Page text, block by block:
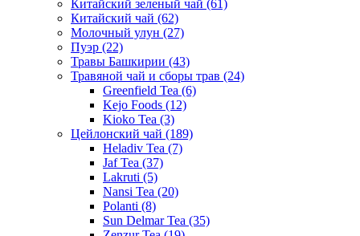
Китайский зеленый чай (61)
Китайский чай (62)
Молочный улун (27)
Пуэр (22)
Травы Башкирии (43)
Травяной чай и сборы трав (24)
Greenfield Tea (6)
Kejo Foods (12)
Kioko Tea (3)
Цейлонский чай (189)
Heladiv Tea (7)
Jaf Tea (37)
Lakruti (5)
Nansi Tea (20)
Polanti (8)
Sun Delmar Tea (35)